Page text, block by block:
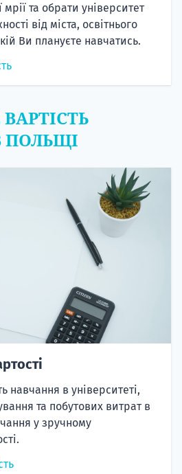
мрії та обрати університет
від міста, освітнього
Ви плануєте навчатись.
навчання в університеті,
та побутових витрат в
у зручному